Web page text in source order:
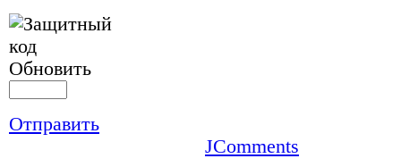
Обновить
Отправить
JComments